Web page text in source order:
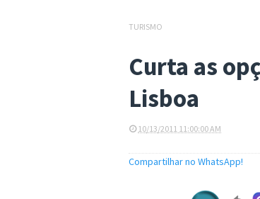
TURISMO
Curta as
Lisboa
10/13/2011 11:00:00 AM
Compartilhar no WhatsApp!